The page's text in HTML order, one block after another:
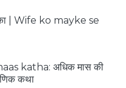
| Wife ko mayke se
katha: अधिक मास की
कथा